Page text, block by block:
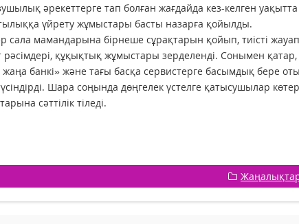
әрекеттерге тап болған жағдайда кез-келген
үйрету жұмыстары басты назарға қойылды.
сала мамандарына бірнеше сұрақтарын қойып, тиісті
рәсімдері, құқықтық жұмыстары зерделенді. Сонымен қатар,
жаңа банкі» және тағы басқа сервистерге басымдық бере
Шара соңында дөңгелек үстелге қатысушылар
сәттілік тіледі.